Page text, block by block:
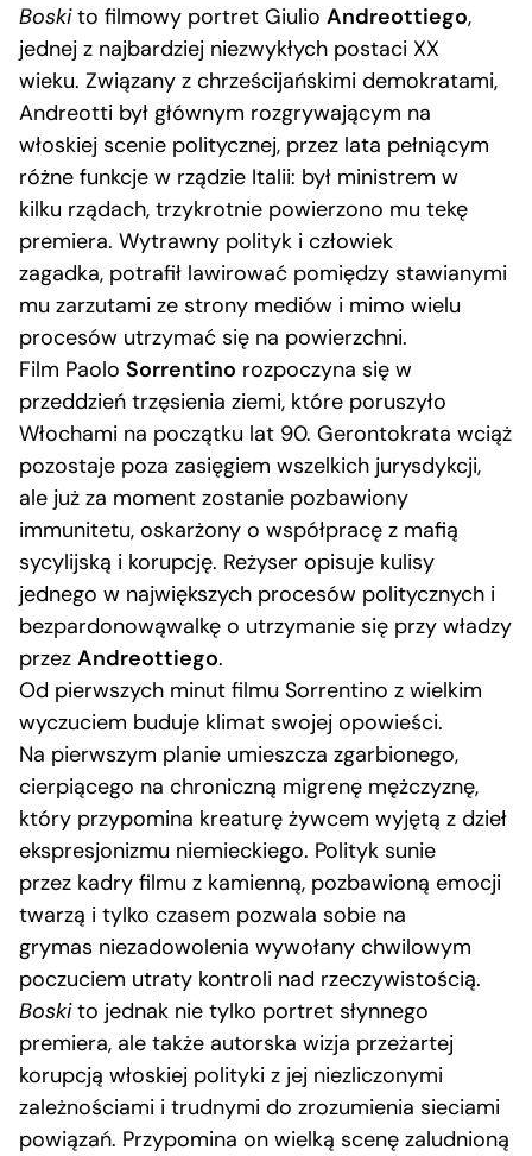
Boskito filmowy portret Giulio Andreottiego,
jednej z najbardziej niezwykłych postaci XX
wieku. Związany z chrześcijańskimi demokratami,
Andreotti był głównym rozgrywającym na
włoskiej scenie politycznej, przez lata pełniącym
różne funkcje w rządzie Italii: był ministrem w
kilku rządach, trzykrotnie powierzono mu tekę
premiera. Wytrawny polityk i człowiek
zagadka, potrafił lawirować pomiędzy stawianymi
mu zarzutami ze strony mediów i mimo wielu
procesów utrzymać się na powierzchni.
Film Paolo Sorrentino rozpoczyna się w
przeddzień trzęsienia ziemi, które poruszyło
Włochami na początku lat 90. Gerontokrata wciąż
pozostaje poza zasięgiem wszelkich jurysdykcji,
ale już za moment zostanie pozbawiony
immunitetu, oskarżony o współpracę z mafią
sycylijską i korupcję. Reżyser opisuje kulisy
jednego w największych procesów politycznych i
bezpardonowąwalkę o utrzymanie się przy władzy
przez Andreottiego.
Od pierwszych minut filmu Sorrentino z wielkim
wyczuciem buduje klimat swojej opowieści.
Na pierwszym planie umieszcza zgarbionego,
cierpiącego na chroniczną migrenę mężczyznę,
który przypomina kreaturę żywcem wyjętą z dzieł
ekspresjonizmu niemieckiego. Polityk sunie
przez kadry filmu z kamienną, pozbawioną emocji
twarzą i tylko czasem pozwala sobie na
grymas niezadowolenia wywołany chwilowym
poczuciem utraty kontroli nad rzeczywistością.
Boskito jednak nie tylko portret słynnego
premiera, ale także autorska wizja przeżartej
korupcją włoskiej polityki z jej niezliczonymi
zależnościami i trudnymi do zrozumienia sieciami
powiązań. Przypomina on wielką scenę zaludnioną